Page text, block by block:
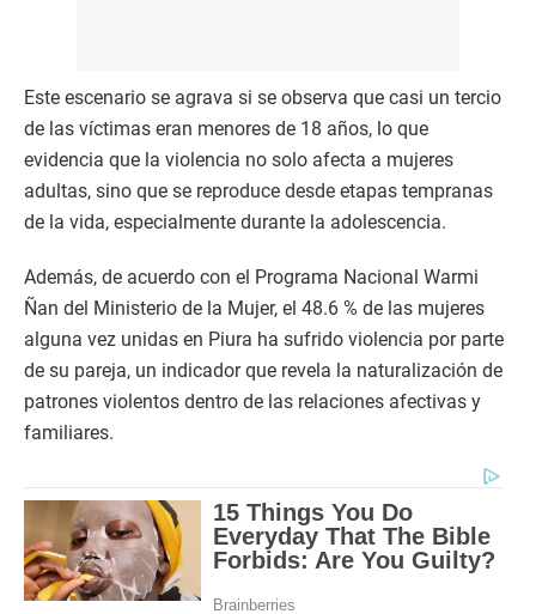
Este escenario se agrava si se observa que casi un tercio
de las víctimas eran menores de 18 años, lo que
evidencia que la violencia no solo afecta a mujeres
adultas, sino que se reproduce desde etapas tempranas
de la vida, especialmente durante la adolescencia.
Además, de acuerdo con el Programa Nacional Warmi
Ñan del Ministerio de la Mujer, el 48.6 % de las mujeres
alguna vez unidas en Piura ha sufrido violencia por parte
de su pareja, un indicador que revela la naturalización de
patrones violentos dentro de las relaciones afectivas y
familiares.